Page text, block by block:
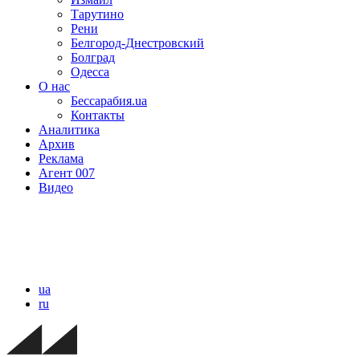
Тарутино
Рени
Белгород-Днестровский
Болград
Одесса
О нас
Бессарабия.ua
Контакты
Аналитика
Архив
Реклама
Агент 007
Видео
ua
ru